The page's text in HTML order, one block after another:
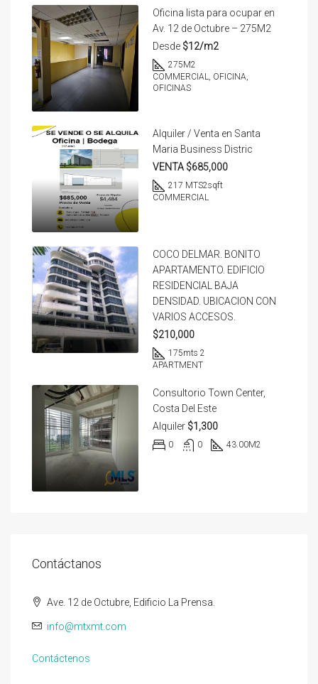
Oficina lista para ocupar en
Av. 12 de Octubre – 275M2
Desde $12/m2
275M2
COMMERCIAL, OFICINA,
OFICINAS
Alquiler / Venta en Santa
Maria Business Distric
VENTA $685,000
217 MTS2sqft
COMMERCIAL
COCO DELMAR. BONITO
APARTAMENTO. EDIFICIO
RESIDENCIAL BAJA
DENSIDAD. UBICACION CON
VARIOS ACCESOS.
$210,000
175mts 2
APARTMENT
Consultorio Town Center,
Costa Del Este
Alquiler $1,300
0 0 43.00M2
Contáctanos
Ave. 12 de Octubre, Edificio La Prensa.
info@mtxmt.com
Contáctenos